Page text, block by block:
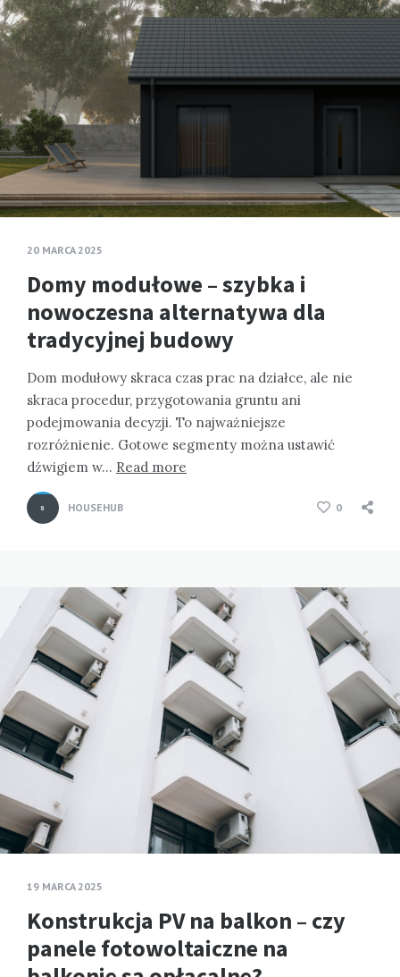
20 MARCA 2025
Domy modułowe – szybka i
nowoczesna alternatywa dla
tradycyjnej budowy
Dom modułowy skraca czas prac na działce, ale nie
skraca procedur, przygotowania gruntu ani
podejmowania decyzji. To najważniejsze
rozróżnienie. Gotowe segmenty można ustawić
dźwigiem w… Read more
HOUSEHUB 0
19 MARCA 2025
Konstrukcja PV na balkon – czy
panele fotowoltaiczne na